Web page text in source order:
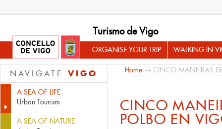
Turismo de Vigo
ORGANISE YOUR TRIP WALKING IN
NAVIGATE VIGO
A SEA OF LIFE
Urban Tourism
A SEA OF NATURE
Home → CINCO MANEIRAS
CINCO
POLBO EN